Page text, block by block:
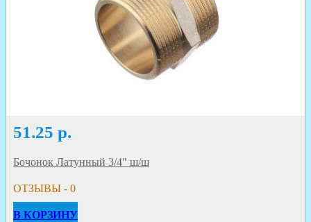
51.25 р.
Бочонок Латунный 3/4" ш/ш
ОТЗЫВЫ - 0
В КОРЗИНУ